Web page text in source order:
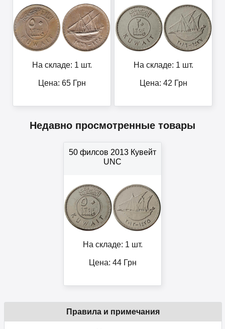
На складе: 1 шт.
Цена: 65Грн
На складе: 1 шт.
Цена: 42 Грн
Недавно просмотренные товары
50 филсов 2013 Кувейт
UNC
На складе: 1 шт.
Цена: 44Грн
Правила и примечания